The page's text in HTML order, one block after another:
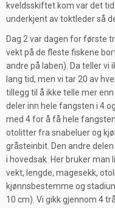
kveldsskiftet kom var det
underkjent av toktleder så
Dag 2 var dagen for første
vekt på de fleste fiskene
andre på laben). Da teller
lang tid, men vi tar 20 av
tillegg til å ikke telle mer
deler inn hele fangsten i 4
med 4 for å få hele
otolitter fra snabeluer og
gråsteinbit. Den andre
i hovedsak. Her bruker man
vekt, lengde, magesekk,
kjønnsbestemme og
10 cm). Vi gikk gjennom 4